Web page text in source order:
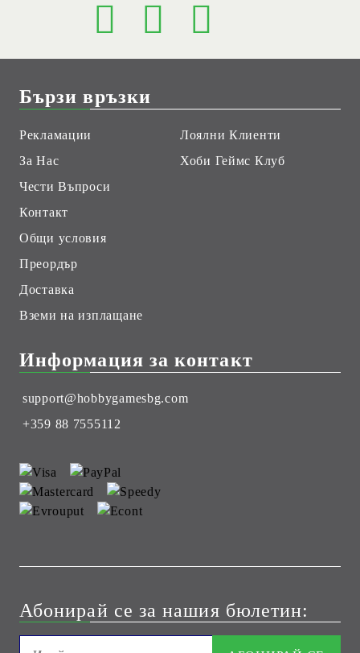
Бързи връзки
Рекламации
За Нас
Чести Въпроси
Контакт
Общи условия
Преордър
Доставка
Вземи на изплащане
Лоялни Клиенти
Хоби Геймс Клуб
Информация за контакт
support@hobbygamesbg.com
+359 88 7555112
Абонирай се за нашия бюлетин: